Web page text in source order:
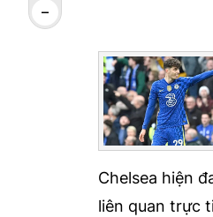
Chelsea hiện
liên quan trực